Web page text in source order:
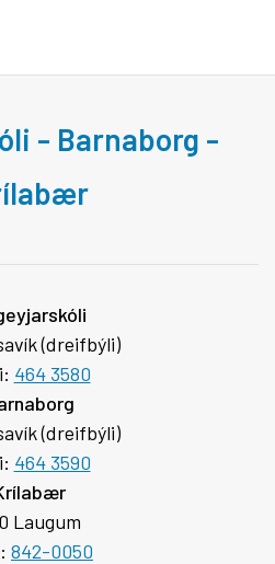
- Barnaborg -
(dreifbýli)
464 3580
(dreifbýli)
464 3590
Laugum
842-0050